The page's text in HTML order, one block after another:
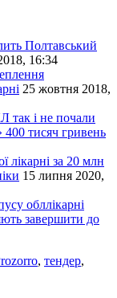
Полтавський
16:34
25 жовтня 2018,
так і не почали
400 тисяч гривень
лікарні за 20 млн
15 липня 2020,
обллікарні
завершити до
, тендер,